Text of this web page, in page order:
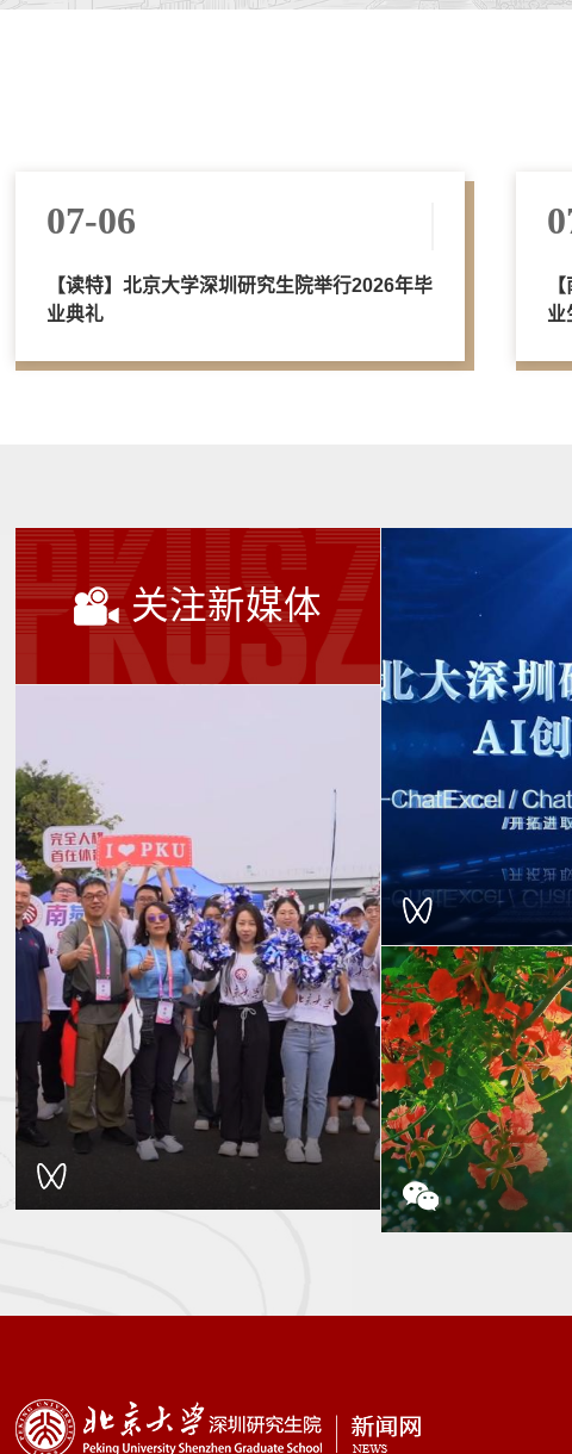
07-06
【读特】北京大学深圳研究生院举行2026年毕
业典礼
业
关注新媒体
深圳财经生活频
研究生院袁粒教